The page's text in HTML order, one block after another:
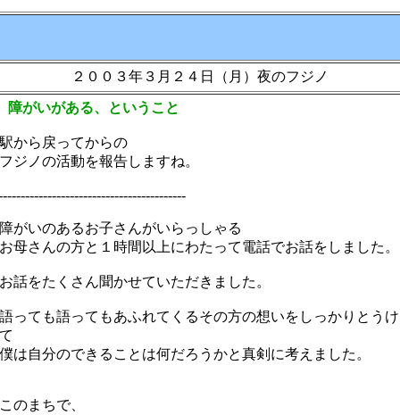
２００３年３月２４日（月）夜のフジノ
がいがある、ということ
から戻ってからの
ジノの活動を報告しますね。
がいのあるお子さんがいらっしゃる
母さんの方と１時間以上にわたって電話でお話をしました。
話をたくさん聞かせていただきました。
っても語ってもあふれてくるその方の想いをしっかりとう
は自分のできることは何だろうかと真剣に考えました。
のまちで、